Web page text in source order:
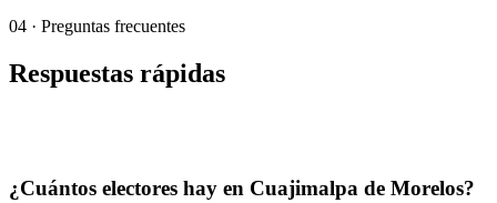
04 · Preguntas frecuentes
Respuestas rápidas
¿Cuántos electores hay en Cuajimalpa de Morelos?